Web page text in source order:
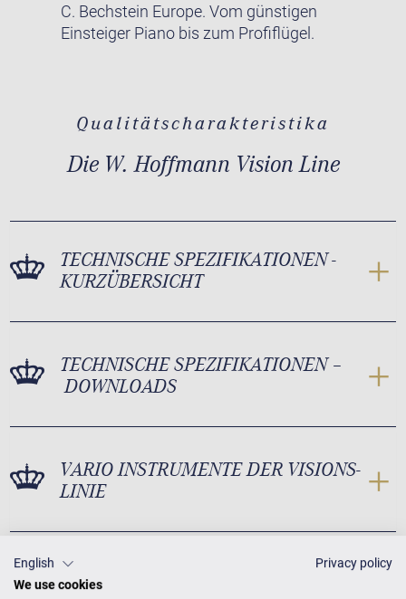
C. Bechstein Europe. Vom günstigen
Einsteiger Piano bis zum Profiflügel.
Qualitätscharakteristika
Die W. Hoffmann Vision Line
TECHNISCHE SPEZIFIKATIONEN -
KURZÜBERSICHT
TECHNISCHE SPEZIFIKATIONEN –
DOWNLOADS
VARIO INSTRUMENTE DER VISIONS-
LINIE
English
Privacy policy
We use cookies